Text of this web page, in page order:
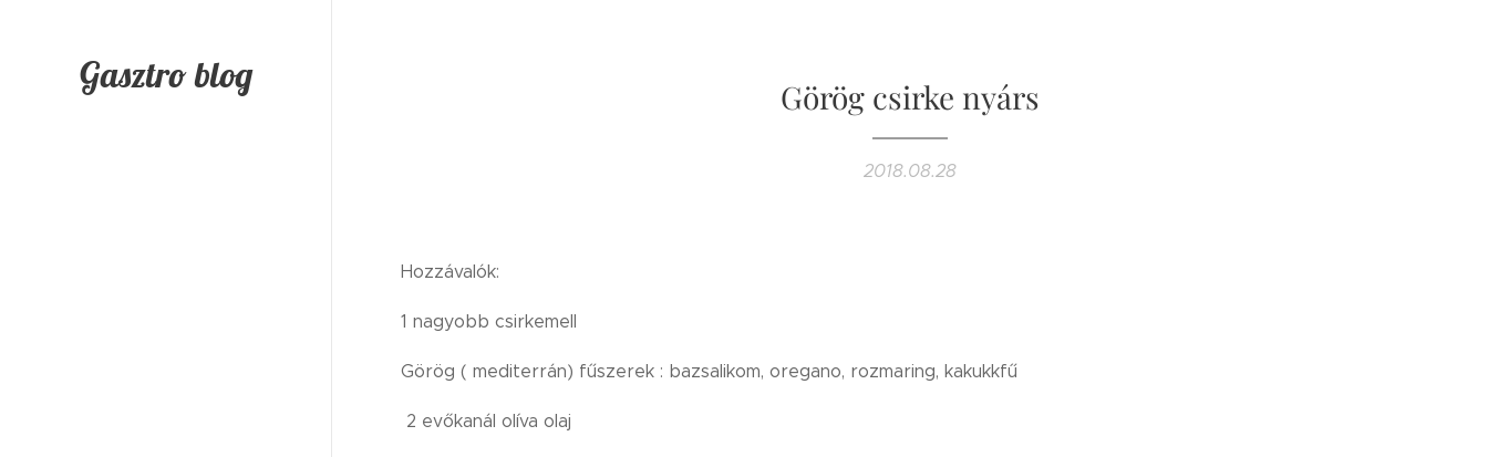
Gasztro blog
Görög csirke nyárs
2018.08.28
Hozzávalók:
1 nagyobb csirkemell
Görög ( mediterrán) fűszerek : bazsalikom, oregano, rozmaring, kakukkfű
2 evőkanál olíva olaj